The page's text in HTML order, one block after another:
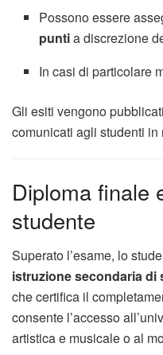
Possono essere
puntia discrezione
In casi di particolare
Gli esiti vengono
comunicati agli studenti in
Diploma finale
studente
Superato l’esame, lo
istruzione secondaria di
che certifica il
consente l’accesso
artistica e musicale o al